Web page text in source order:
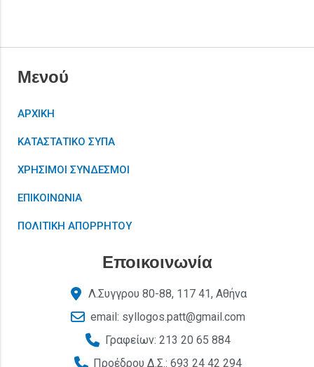
Μενού
ΑΡΧΙΚΗ
ΚΑΤΑΣΤΑΤΙΚΟ ΣΥΠΑ
ΧΡΗΣΙΜΟΙ ΣΥΝΔΕΣΜΟΙ
ΕΠΙΚΟΙΝΩΝΙΑ
ΠΟΛΙΤΙΚΗ ΑΠΟΡΡΗΤΟΥ
Εποικοινωνία
Λ.Συγγρου 80-88, 117 41, Αθήνα
email: syllogos.patt@gmail.com
Γραφείων: 213 20 65 884
Προέδρου Δ.Σ.: 693 24 42 294